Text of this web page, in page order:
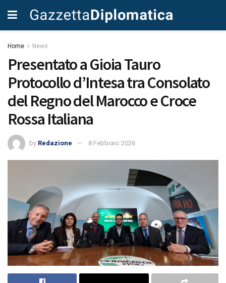
Home News
Presentato a Gioia Tauro
Protocollo d’Intesa tra Consolato
del Regno del Marocco e Croce
Rossa Italiana
by Redazione 8 Febbraio 2026